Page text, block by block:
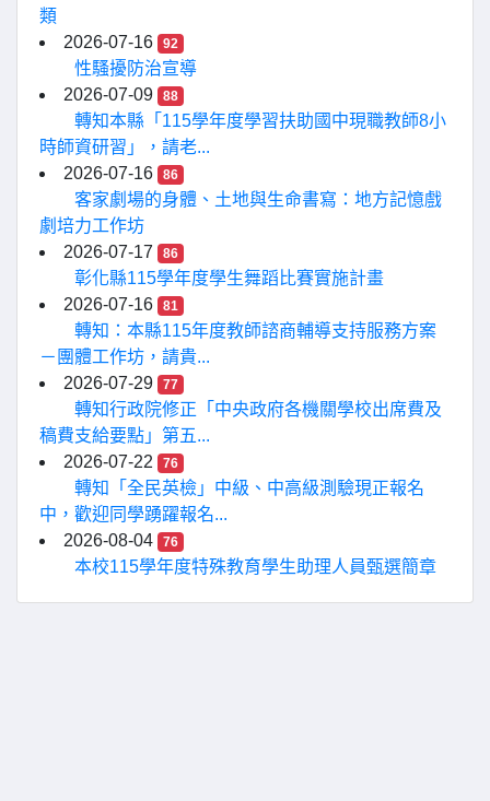
類
2026-07-16
92
性騷擾防治宣導
2026-07-09
88
轉知本縣「115學年度學習扶助國中現職教師8小
時師資研習」，請老...
2026-07-16
86
客家劇場的身體、土地與生命書寫：地方記憶戲
劇培力工作坊
2026-07-17
86
彰化縣115學年度學生舞蹈比賽實施計畫
2026-07-16
81
轉知：本縣115年度教師諮商輔導支持服務方案
－團體工作坊，請貴...
2026-07-29
77
轉知行政院修正「中央政府各機關學校出席費及
稿費支給要點」第五...
2026-07-22
76
轉知「全民英檢」中級、中高級測驗現正報名
中，歡迎同學踴躍報名...
2026-08-04
76
本校115學年度特殊教育學生助理人員甄選簡章